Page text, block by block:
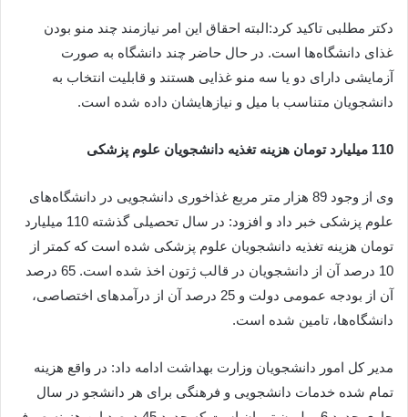
دکتر مطلبی تاکید کرد:البته احقاق این امر نیازمند چند منو بودن
غذای دانشگاه‌ها است. در حال حاضر چند دانشگاه به صورت
آزمایشی دارای دو یا سه منو غذایی هستند و قابلیت انتخاب به
دانشجویان متناسب با میل و نیازهایشان داده شده است.
110 میلیارد تومان هزینه تغذیه دانشجویان علوم پزشکی
وی از وجود 89 هزار متر مربع غذاخوری دانشجویی در دانشگاه‌های
علوم پزشکی خبر داد و افزود: در سال تحصیلی گذشته 110 میلیارد
تومان هزینه تغذیه دانشجویان علوم پزشکی شده است که کمتر از
10 درصد آن از دانشجویان در قالب ژتون اخذ شده است. 65 درصد
آن از بودجه عمومی دولت و 25 درصد آن از درآمدهای اختصاصی،
دانشگاه‌ها، تامین شده است.
مدیر کل امور دانشجویان وزارت بهداشت ادامه داد: در واقع هزینه
تمام شده خدمات دانشجویی و فرهنگی برای هر دانشجو در سال